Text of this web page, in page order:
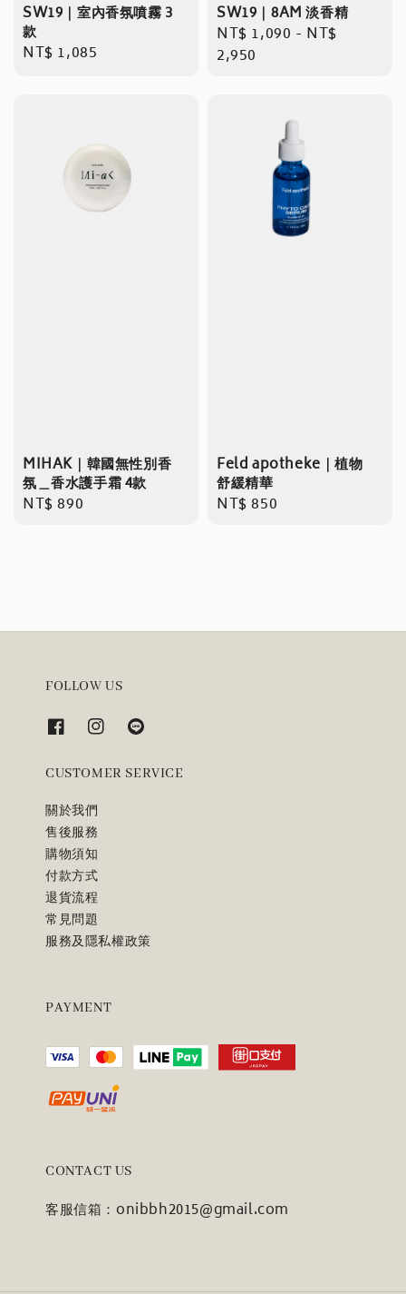
SW19｜室內香氛噴霧 3
款
Regular
NT$ 1,085
SW19｜8AM 淡香精
Regular
price
NT$ 1,090 - NT$
2,950
MIHAK｜韓國無性別香
氛＿香水護手霜 4款
Regular
NT$ 890
Feld apotheke｜植物
舒緩精華
Regular
NT$ 850
FOLLOW US
CUSTOMER SERVICE
關於我們
售後服務
購物須知
付款方式
退貨流程
常見問題
服務及隱私權政策
PAYMENT
CONTACT US
客服信箱：onibbh2015@gmail.com